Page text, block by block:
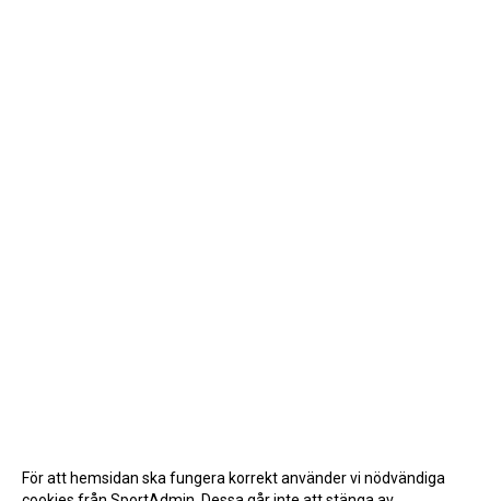
För att hemsidan ska fungera korrekt använder vi nödvändiga